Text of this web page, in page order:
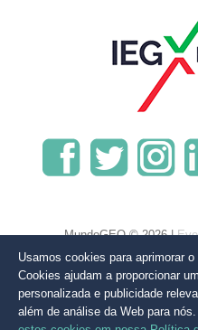
MundoGEO © 2026 |
Usamos cookies para aprimorar
Cookies ajudam a proporcionar
personalizada e publicidade
além de análise da Web para nós.